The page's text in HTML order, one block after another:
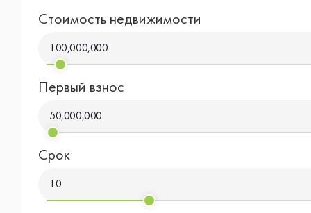
Стоимость недвижимости
100,000,000
Первый взнос
50,000,000
Срок
10